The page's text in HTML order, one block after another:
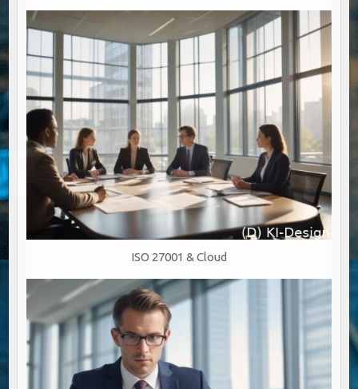
ISO 27001 & Cloud